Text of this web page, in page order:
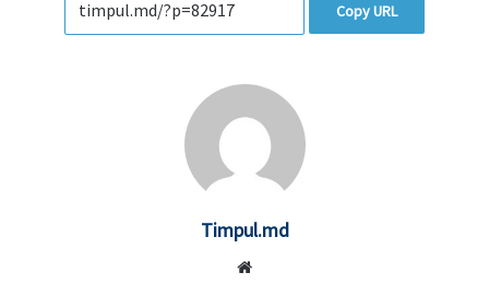
Copy URL
Timpul.md